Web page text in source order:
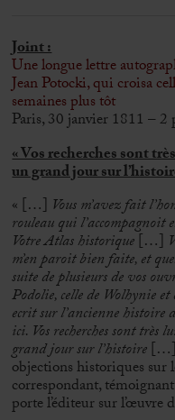
Joint :
Une longue lettre
Jean Potocki, qui croisa
semaines plus tôt
Paris, 30 janvier 1811 – 2
« Vos recherches sont
un grand jour sur
« […] Vous m’avez fait
rouleau qui
Votre Atlas historique […]
m’en paroit bien faite, et
suite de plusieurs de vos
Podolie, celle de Wolhynie
ecrit sur l’ancienne histoire
ici. Vos recherches sont très
grand jour sur l’histoire […]
objections historiques sur
correspondant,
porte l’éditeur sur l’œuvre